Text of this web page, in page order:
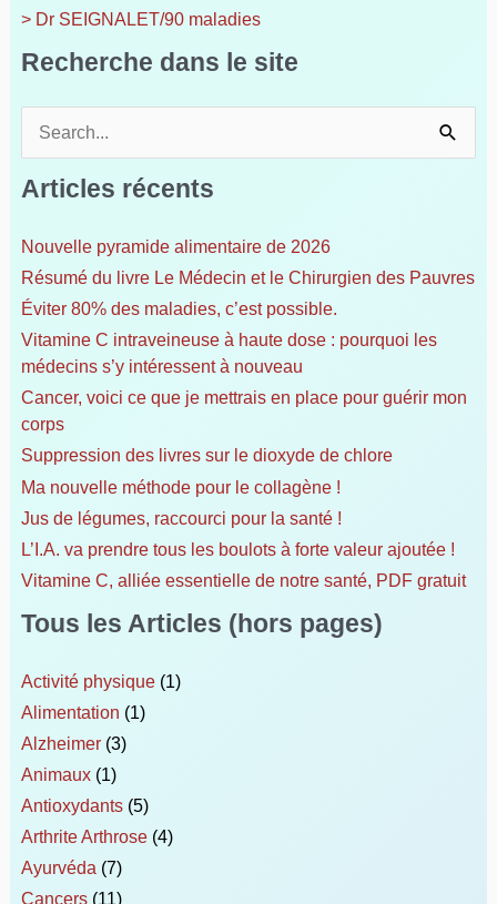
> Dr SEIGNALET/90 maladies
Recherche dans le site
h
r
c
h
e
r
Articles récents
Nouvelle pyramide alimentaire de 2026
Résumé du livre Le Médecin et le Chirurgien des Pauvres
Éviter 80% des maladies, c’est possible.
Vitamine C intraveineuse à haute dose : pourquoi les
médecins s’y intéressent à nouveau
Cancer, voici ce que je mettrais en place pour guérir mon
corps
Suppression des livres sur le dioxyde de chlore
Ma nouvelle méthode pour le collagène !
Jus de légumes, raccourci pour la santé !
L’I.A. va prendre tous les boulots à forte valeur ajoutée !
Vitamine C, alliée essentielle de notre santé, PDF gratuit
Tous les Articles (hors pages)
Activité physique(1)
Alimentation (1)
Alzheimer(3)
Animaux(1)
Antioxydants(5)
Arthrite Arthrose(4)
Ayurvéda (7)
Cancers(11)